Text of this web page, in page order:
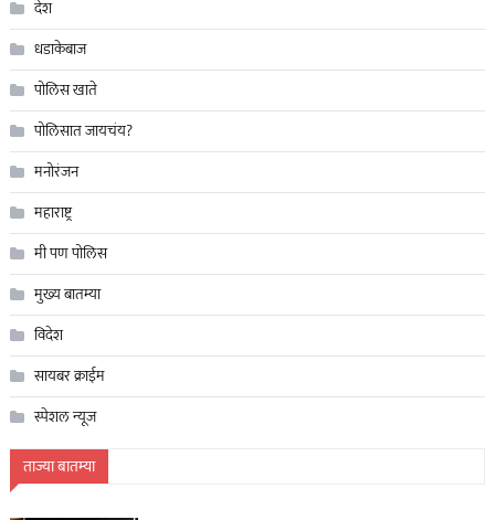
देश
धडाकेबाज
पोलिस खाते
पोलिसात जायचंय?
मनोरंजन
महाराष्ट्र
मी पण पोलिस
मुख्य बातम्या
विदेश
सायबर क्राईम
स्पेशल न्यूज
ताज्या बातम्या